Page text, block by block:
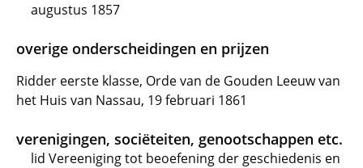
augustus 1857
overige onderscheidingen en prijzen
Ridder eerste klasse, Orde van de Gouden Leeuw van
het Huis van Nassau, 19 februari 1861
verenigingen, sociëteiten, genootschappen etc.
lid Vereeniging tot beoefening der geschiedenis en